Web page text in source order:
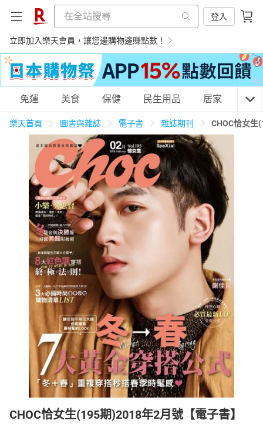
登入
立即加入樂天會員，讓您邊購物邊賺點數！
購物網分類
天天免運 美食蛋糕 養生保健 民生用品
居家生活 3C家電 運動休閒 親子玩具
女裝 男裝 情趣用品
日本購物 電子/紙本書
HOT
免運 美食 保健 民生用品 居家 3C
樂天首頁 圖書與雜誌 電子書 雜誌期刊 CHOC恰女生
CHOC恰女生(195期)2018年2月號【電子書】